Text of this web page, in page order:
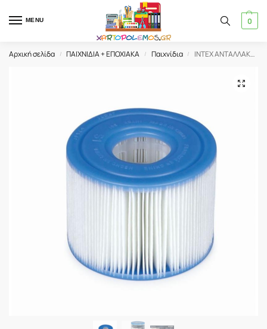
MENU 0
Αρχική σελίδα / ΠΑΙΧΝΙΔΙΑ + ΕΠΟΧΙΑΚΑ / Παιχνίδια / INTEX ΑΝΤΑΛΛΑΚΤΙΚΟ ΦΙΛΤΡΟ ΠΙΣΙΝΑΣ CARTRIDGE S1 Συσκευασία 2τμχ (29001)